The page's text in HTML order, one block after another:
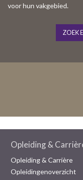
voor hun vakgebied.
ZOEK
Opleiding &
Opleiding & Carrière
Opleidingenoverzicht